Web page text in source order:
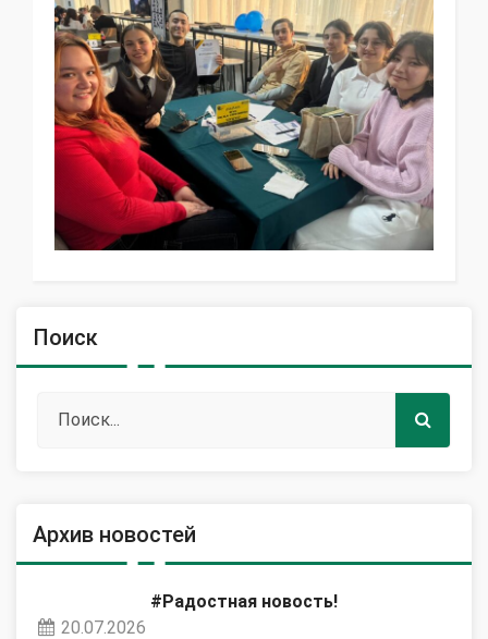
Поиск
Архив новостей
#Радостная новость!
20.07.2026